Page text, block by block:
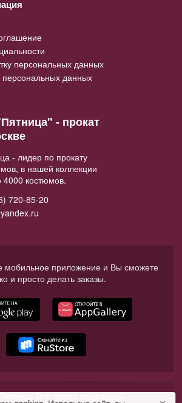
персональных данных
персональных данных
- прокат
- лидер по прокату
в нашей коллекции
4000 костюмов.
720-85-20
мобильное приложение и Вы сможете
и просто делать заказы.
Все права защищены.